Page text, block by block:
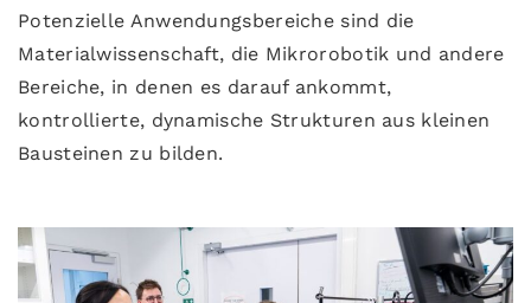
Potenzielle Anwendungsbereiche sind die
Materialwissenschaft, die Mikrorobotik und andere
Bereiche, in denen es darauf ankommt,
kontrollierte, dynamische Strukturen aus kleinen
Bausteinen zu bilden.